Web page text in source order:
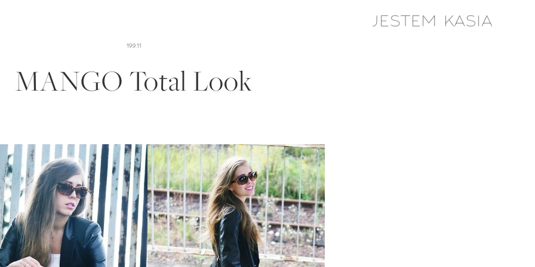
19.9.11
MANGO Total Look